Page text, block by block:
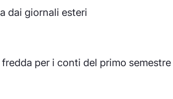
dai giornali esteri
per i conti del primo semestre